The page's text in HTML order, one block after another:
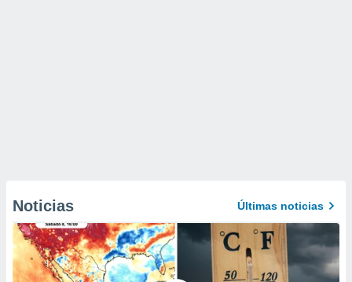
Noticias Últimas noticias